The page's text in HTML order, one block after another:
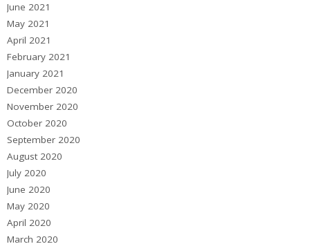
June 2021
May 2021
April 2021
February 2021
January 2021
December 2020
November 2020
October 2020
September 2020
August 2020
July 2020
June 2020
May 2020
April 2020
March 2020